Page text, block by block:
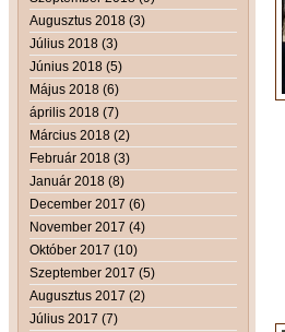
Augusztus 2018 (3)
Július 2018 (3)
Június 2018 (5)
Május 2018 (6)
április 2018 (7)
Március 2018 (2)
Február 2018 (3)
Január 2018 (8)
December 2017 (6)
November 2017 (4)
Október 2017 (10)
Szeptember 2017 (5)
Augusztus 2017 (2)
Július 2017 (7)